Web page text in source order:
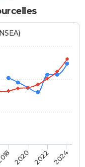
2020 2022 2024